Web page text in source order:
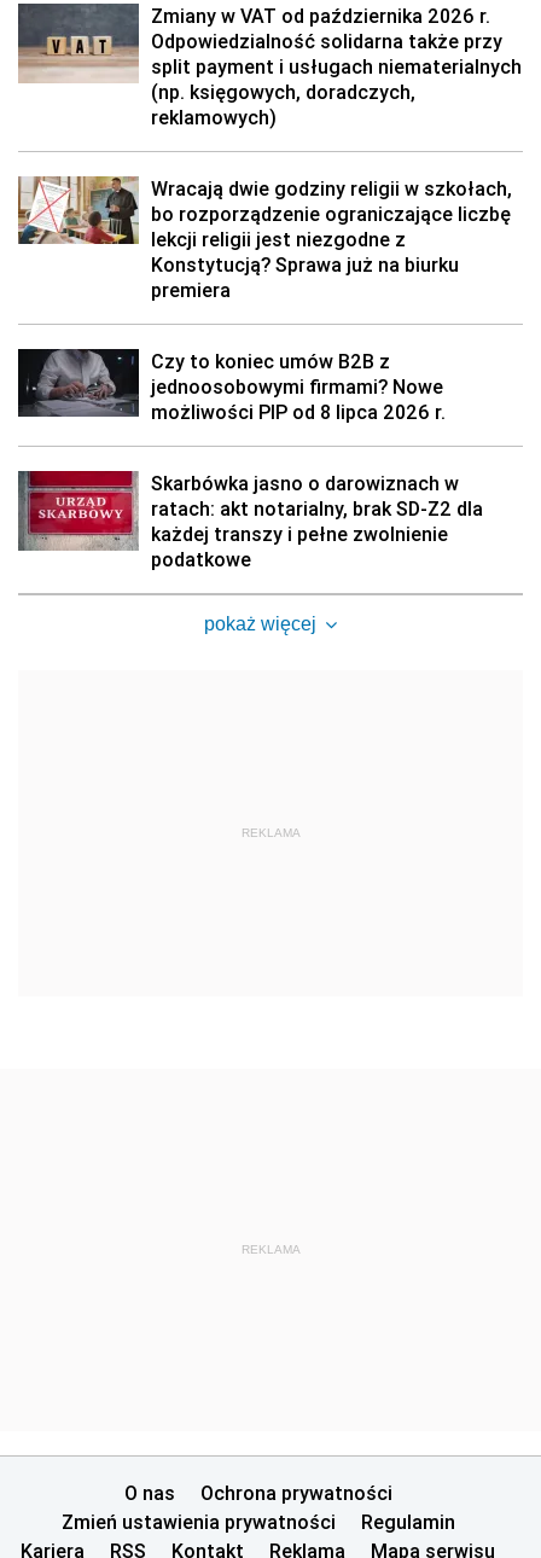
Zmiany w VAT od października 2026 r.
Odpowiedzialność solidarna także przy
split payment i usługach niematerialnych
(np. księgowych, doradczych,
reklamowych)
Wracają dwie godziny religii w szkołach,
bo rozporządzenie ograniczające liczbę
lekcji religii jest niezgodne z
Konstytucją? Sprawa już na biurku
premiera
Czy to koniec umów B2B z
jednoosobowymi firmami? Nowe
możliwości PIP od 8 lipca 2026 r.
Skarbówka jasno o darowiznach w
ratach: akt notarialny, brak SD-Z2 dla
każdej transzy i pełne zwolnienie
podatkowe
pokaż więcej
REKLAMA
REKLAMA
O nas
Ochrona prywatności
Zmień ustawienia prywatności
Regulamin
Kariera
RSS Kontakt Reklama Mapa serwisu